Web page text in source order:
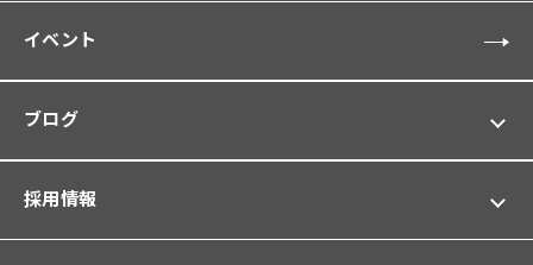
イベント
ブログ
採用情報